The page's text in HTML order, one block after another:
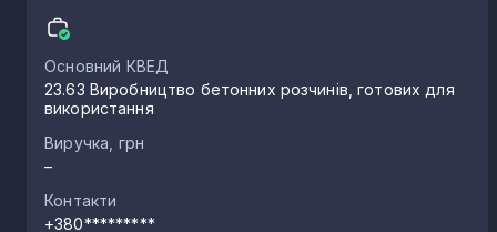
Основний КВЕД
23.63 Виробництво бетонних розчинів, готових для
використання
Виручка, грн
–
Контакти
+380*********